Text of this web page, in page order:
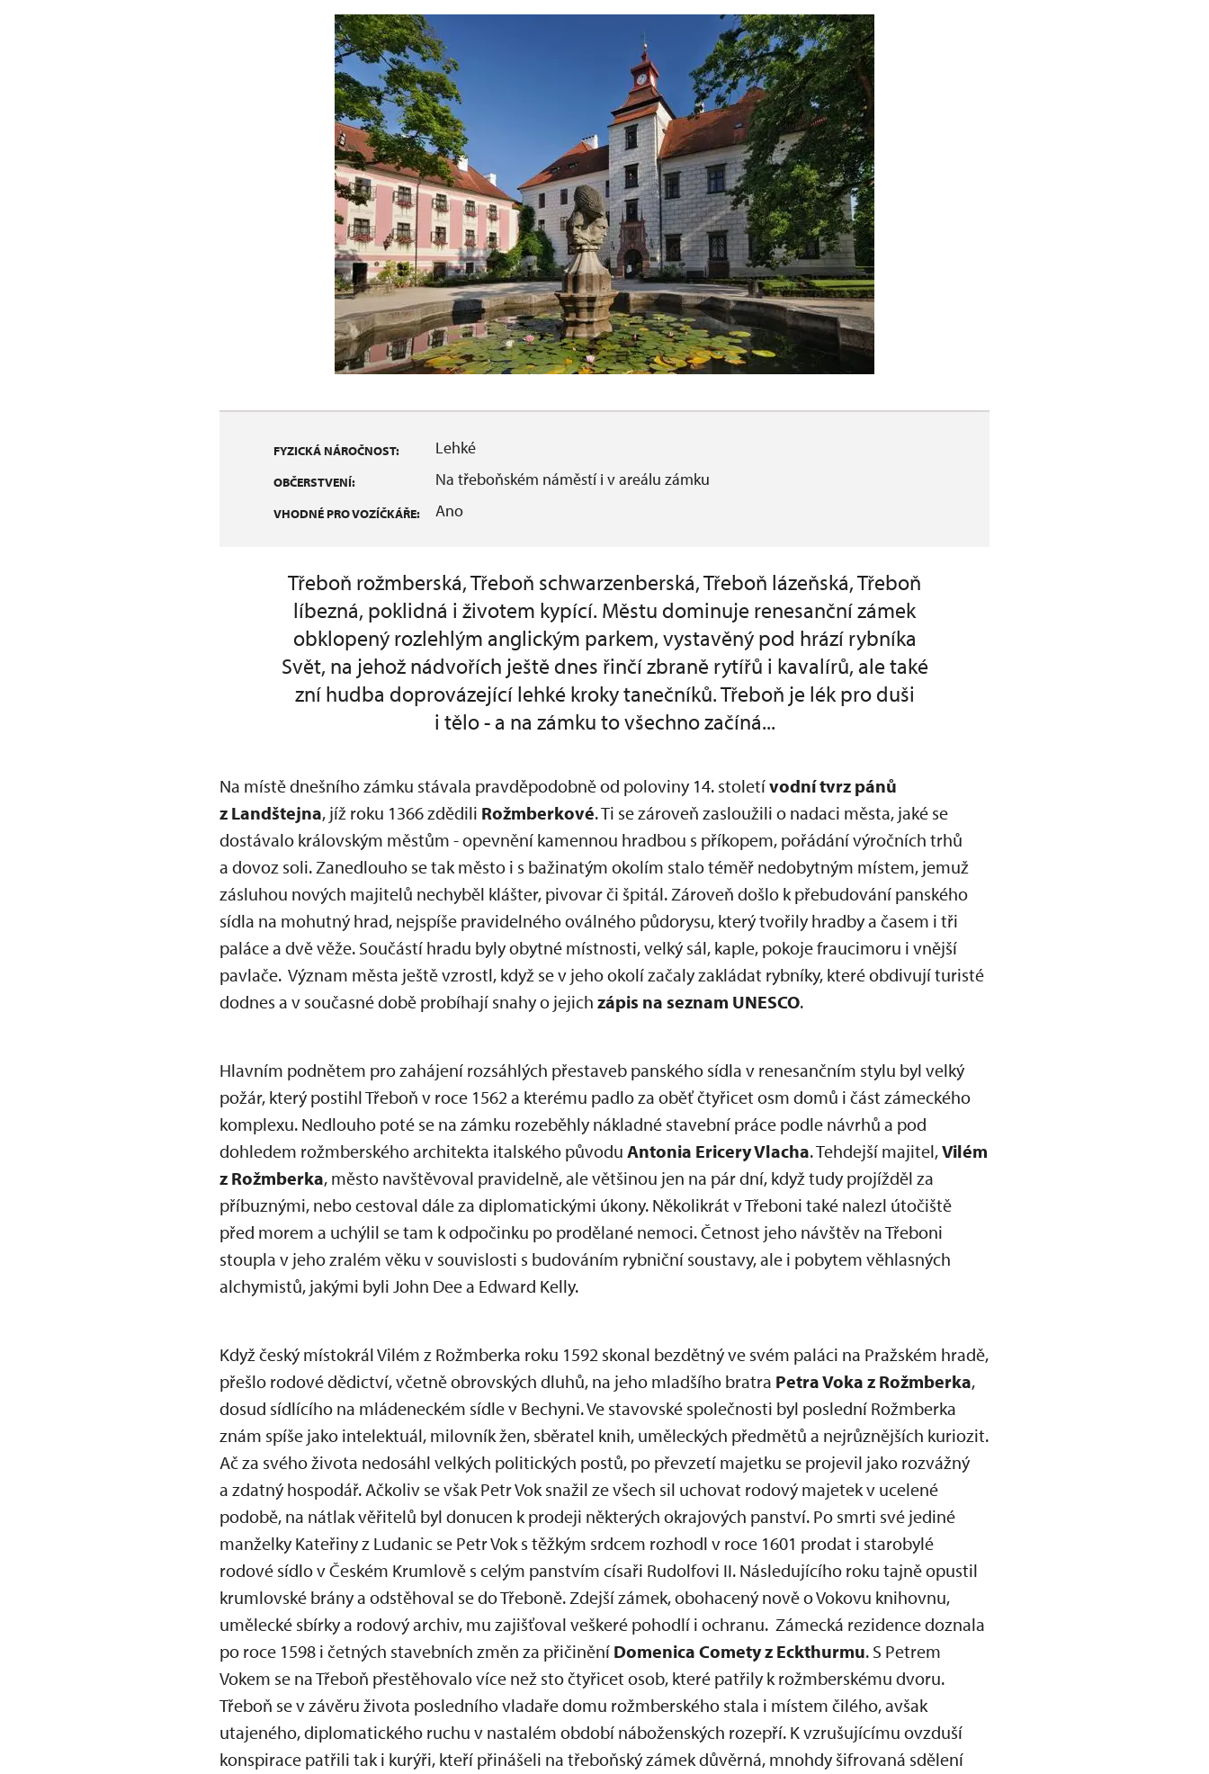
FYZICKÁ NÁROČNOST: Lehké
OBČERSTVENÍ: Na třeboňském náměstí i v areálu zámku
VHODNÉ PRO VOZÍČKÁŘE: Ano
Třeboň rožmberská, Třeboň schwarzenberská, Třeboň lázeňská, Třeboň
líbezná, poklidná i životem kypící. Městu dominuje renesanční zámek
obklopený rozlehlým anglickým parkem, vystavěný pod hrází rybníka
Svět, na jehož nádvořích ještě dnes řinčí zbraně rytířů i kavalírů, ale také
zní hudba doprovázející lehké kroky tanečníků. Třeboň je lék pro duši
i tělo - a na zámku to všechno začíná...
Na místě dnešního zámku stávala pravděpodobně od poloviny 14. stoletívodní tvrz pánů
z Landštejna, jíž roku 1366 zdědili Rožmberkové. Ti se zároveň zasloužili o nadaci města, jaké se
dostávalo královským městům - opevnění kamennou hradbou s příkopem, pořádání výročních trhů
a dovoz soli. Zanedlouho se tak město i s bažinatým okolím stalo téměř nedobytným místem, jemuž
zásluhou nových majitelů nechyběl klášter, pivovar či špitál. Zároveň došlo k přebudování panského
sídla na mohutný hrad, nejspíše pravidelného oválného půdorysu, který tvořily hradby a časem i tři
paláce a dvě věže. Součástí hradu byly obytné místnosti, velký sál, kaple, pokoje fraucimoru i vnější
pavlače. Význam města ještě vzrostl, když se v jeho okolí začaly zakládat rybníky, které obdivují turisté
dodnes a v současné době probíhají snahy o jejich zápis na seznam UNESCO.
Hlavním podnětem pro zahájení rozsáhlých přestaveb panského sídla v renesančním stylu byl velký
požár, který postihl Třeboň v roce 1562 a kterému padlo za oběť čtyřicet osm domů i část zámeckého
komplexu. Nedlouho poté se na zámku rozeběhly nákladné stavební práce podle návrhů a pod
dohledem rožmberského architekta italského původu Antonia Ericery Vlacha. Tehdejší majitel,Vilém
z Rožmberka, město navštěvoval pravidelně, ale většinou jen na pár dní, když tudy projížděl za
příbuznými, nebo cestoval dále za diplomatickými úkony. Několikrát v Třeboni také nalezl útočiště
před morem a uchýlil se tam k odpočinku po prodělané nemoci. Četnost jeho návštěv na Třeboni
stoupla v jeho zralém věku v souvislosti s budováním rybniční soustavy, ale i pobytem věhlasných
alchymistů, jakými byli John Dee a Edward Kelly.
Když český místokrál Vilém z Rožmberka roku 1592 skonal bezdětný ve svém paláci na Pražském hradě,
přešlo rodové dědictví, včetně obrovských dluhů, na jeho mladšího bratra Petra Voka z Rožmberka,
dosud sídlícího na mládeneckém sídle v Bechyni. Ve stavovské společnosti byl poslední Rožmberka
znám spíše jako intelektuál, milovník žen, sběratel knih, uměleckých předmětů a nejrůznějších kuriozit.
Ač za svého života nedosáhl velkých politických postů, po převzetí majetku se projevil jako rozvážný
a zdatný hospodář. Ačkoliv se však Petr Vok snažil ze všech sil uchovat rodový majetek v ucelené
podobě, na nátlak věřitelů byl donucen k prodeji některých okrajových panství. Po smrti své jediné
manželky Kateřiny z Ludanic se Petr Vok s těžkým srdcem rozhodl v roce 1601 prodat i starobylé
rodové sídlo v Českém Krumlově s celým panstvím císaři Rudolfovi II. Následujícího roku tajně opustil
krumlovské brány a odstěhoval se do Třeboně. Zdejší zámek, obohacený nově o Vokovu knihovnu,
umělecké sbírky a rodový archiv, mu zajišťoval veškeré pohodlí i ochranu. Zámecká rezidence doznala
po roce 1598 i četných stavebních změn za přičinění Domenica Comety z Eckthurmu. S Petrem
Vokem se na Třeboň přestěhovalo více než sto čtyřicet osob, které patřily k rožmberskému dvoru.
Třeboň se v závěru života posledního vladaře domu rožmberského stala i místem čilého, avšak
utajeného, diplomatického ruchu v nastalém období náboženských rozepří. K vzrušujícímu ovzduší
konspirace patřili tak i kurýři, kteří přinášeli na třeboňský zámek důvěrná, mnohdy šifrovaná sdělení